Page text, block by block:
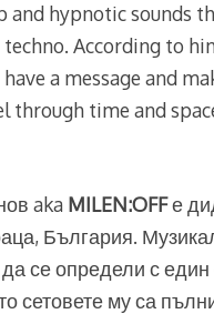
and hypnotic sounds
According to
a message and
through time and
aka MILEN:OFFе
България.
се определи с един
сетовете му са